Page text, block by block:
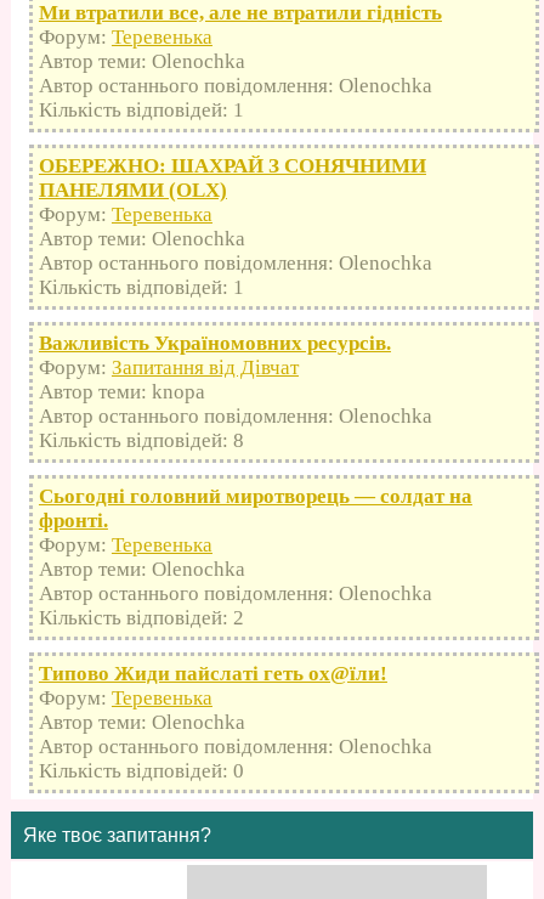
Ми втратили все, але не втратили гідність
Форум: Теревенька
Автор теми: Olenochka
Автор останнього повідомлення: Olenochka
Кількість відповідей: 1
ОБЕРЕЖНО: ШАХРАЙ З СОНЯЧНИМИ
ПАНЕЛЯМИ (OLX)
Форум: Теревенька
Автор теми: Olenochka
Автор останнього повідомлення: Olenochka
Кількість відповідей: 1
Важливість Україномовних ресурсів.
Форум: Запитання від Дівчат
Автор теми: knopa
Автор останнього повідомлення: Olenochka
Кількість відповідей: 8
Сьогодні головний миротворець — солдат на
фронті.
Форум: Теревенька
Автор теми: Olenochka
Автор останнього повідомлення: Olenochka
Кількість відповідей: 2
Типово Жиди пайслаті геть оx@їли!
Форум: Теревенька
Автор теми: Olenochka
Автор останнього повідомлення: Olenochka
Кількість відповідей: 0
Яке твоє запитання?